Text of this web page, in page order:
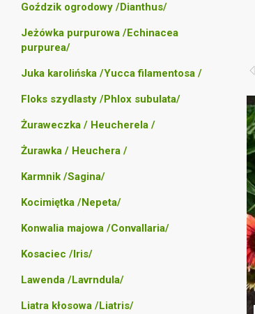
Goździk ogrodowy /Dianthus/
Jeżówka purpurowa /Echinacea
purpurea/
Juka karolińska /Yucca filamentosa /
Floks szydlasty /Phlox subulata/
Żuraweczka / Heucherela /
Żurawka / Heuchera /
Karmnik /Sagina/
Kocimiętka /Nepeta/
Konwalia majowa /Convallaria/
Kosaciec /Iris/
Lawenda /Lavrndula/
Liatra kłosowa /Liatris/